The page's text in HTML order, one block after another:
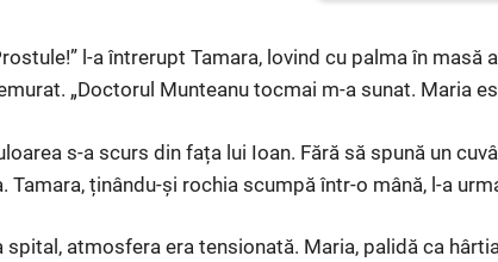
l-a întrerupt Tamara, lovind cu palma în
„Doctorul Munteanu tocmai m-a sunat. Maria
s-a scurs din fața lui Ioan. Fără să spună un
Tamara, ținându-și rochia scumpă într-o mână, l-a
spital, atmosfera era tensionată. Maria, palidă ca